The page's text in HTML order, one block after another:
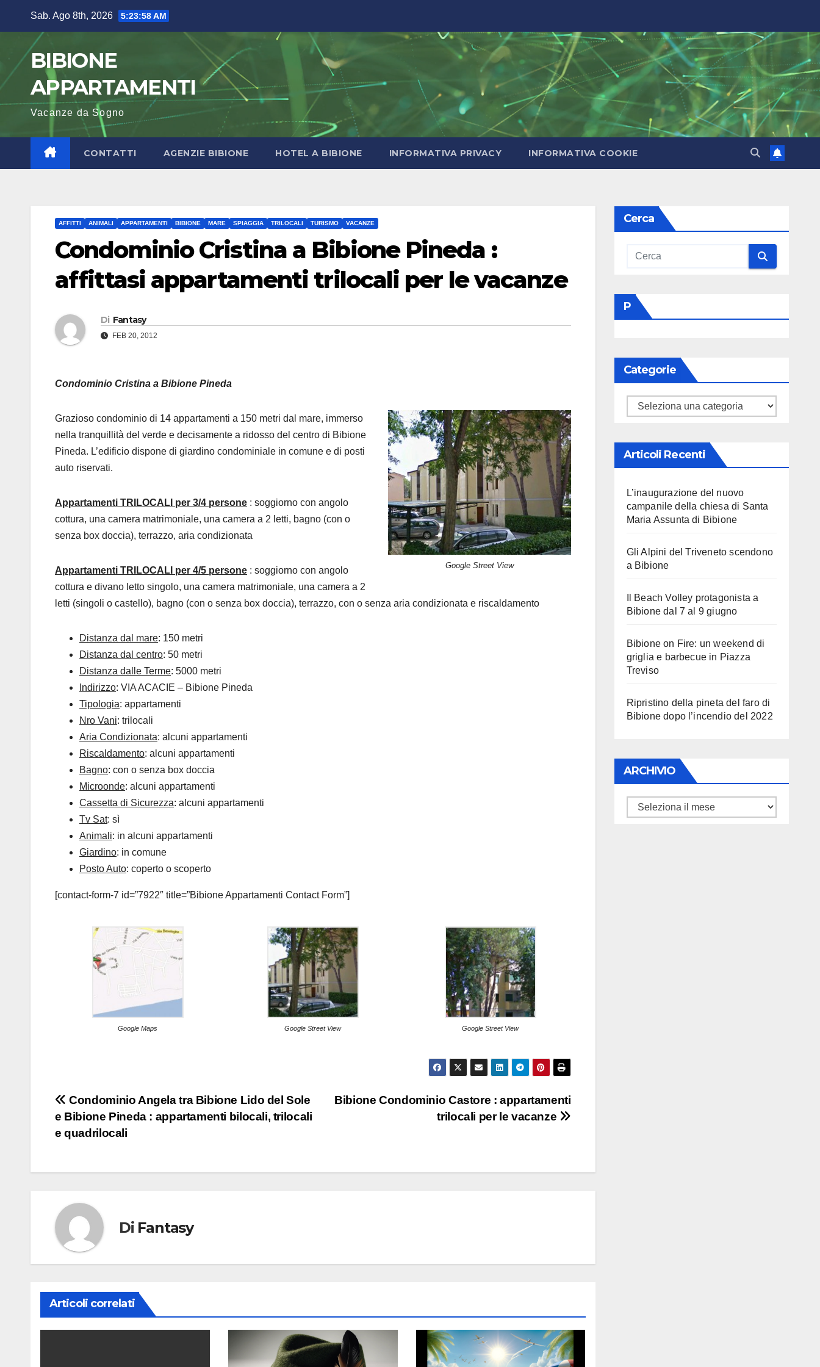
contenuto
Sab. Ago 8th, 2026 5:23:59 AM
BIBIONE
APPARTAMENTI
Vacanze da Sogno
CONTATTI AGENZIE BIBIONE HOTEL A BIBIONE INFORMATIVA PRIVACY INFORMATIVA COOKIE
AFFITTI ANIMALI APPARTAMENTI BIBIONE MARE SPIAGGIA TRILOCALI TURISMO VACANZE
Condominio Cristina a Bibione Pineda :
affittasi appartamenti trilocali per le vacanze
Di Fantasy
FEB 20, 2012
Condominio Cristina a Bibione Pineda
Google Street View
Grazioso condominio di 14 appartamenti a 150 metri dal mare, immerso
nella tranquillità del verde e decisamente a ridosso del centro di Bibione
Pineda. L’edificio dispone di giardino condominiale in comune e di posti
auto riservati.
Appartamenti TRILOCALI per 3/4 persone : soggiorno con angolo
cottura, una camera matrimoniale, una camera a 2 letti, bagno (con o
senza box doccia), terrazzo, aria condizionata
Appartamenti TRILOCALI per 4/5 persone : soggiorno con angolo
cottura e divano letto singolo, una camera matrimoniale, una camera a 2
letti (singoli o castello), bagno (con o senza box doccia), terrazzo, con o senza aria condizionata e riscaldamento
Distanza dal mare: 150 metri
Distanza dal centro: 50 metri
Distanza dalle Terme: 5000 metri
Indirizzo: VIA ACACIE – Bibione Pineda
Tipologia: appartamenti
Nro Vani: trilocali
Aria Condizionata: alcuni appartamenti
Riscaldamento: alcuni appartamenti
Bagno: con o senza box doccia
Microonde: alcuni appartamenti
Cassetta di Sicurezza: alcuni appartamenti
Tv Sat: sì
Animali: in alcuni appartamenti
Giardino: in comune
Posto Auto: coperto o scoperto
[contact-form-7 id=”7922″ title=”Bibione Appartamenti Contact Form”]
Google Maps Google Street View Google Street View
Navigazione
articoli
Bibione Condominio Castore : appartamenti
trilocali per le vacanze
Condominio Angela tra Bibione Lido del Sole
e Bibione Pineda : appartamenti bilocali, trilocali
e quadrilocali
Di Fantasy
Articoli correlati
Cerca
P
Categorie
Categorie
Articoli Recenti
L’inaugurazione del nuovo
campanile della chiesa di Santa
Maria Assunta di Bibione
Gli Alpini del Triveneto scendono
a Bibione
Il Beach Volley protagonista a
Bibione dal 7 al 9 giugno
Bibione on Fire: un weekend di
griglia e barbecue in Piazza
Treviso
Ripristino della pineta del faro di
Bibione dopo l’incendio del 2022
ARCHIVIO
ARCHIVIO